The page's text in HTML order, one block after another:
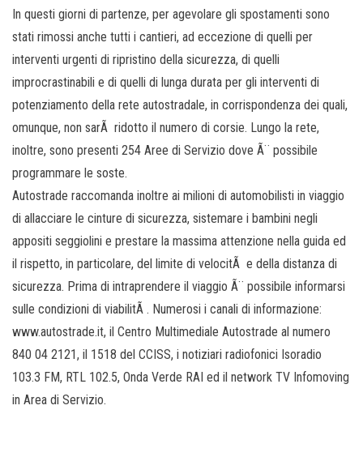
In questi giorni di partenze, per agevolare gli spostamenti sono
stati rimossi anche tutti i cantieri, ad eccezione di quelli per
interventi urgenti di ripristino della sicurezza, di quelli
improcrastinabili e di quelli di lunga durata per gli interventi di
potenziamento della rete autostradale, in corrispondenza dei quali,
omunque, non sarÃ ridotto il numero di corsie. Lungo la rete,
inoltre, sono presenti 254 Aree di Servizio dove Ã¨ possibile
programmare le soste.
Autostrade raccomanda inoltre ai milioni di automobilisti in viaggio
di allacciare le cinture di sicurezza, sistemare i bambini negli
appositi seggiolini e prestare la massima attenzione nella guida ed
il rispetto, in particolare, del limite di velocitÃ e della distanza di
sicurezza. Prima di intraprendere il viaggio Ã¨ possibile informarsi
sulle condizioni di viabilitÃ . Numerosi i canali di informazione:
www.autostrade.it, il Centro Multimediale Autostrade al numero
840 04 2121, il 1518 del CCISS, i notiziari radiofonici Isoradio
103.3 FM, RTL 102.5, Onda Verde RAI ed il network TV Infomoving
in Area di Servizio.